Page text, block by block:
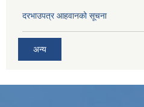
दरभाउपत्र आहवानको सूचना
अन्य